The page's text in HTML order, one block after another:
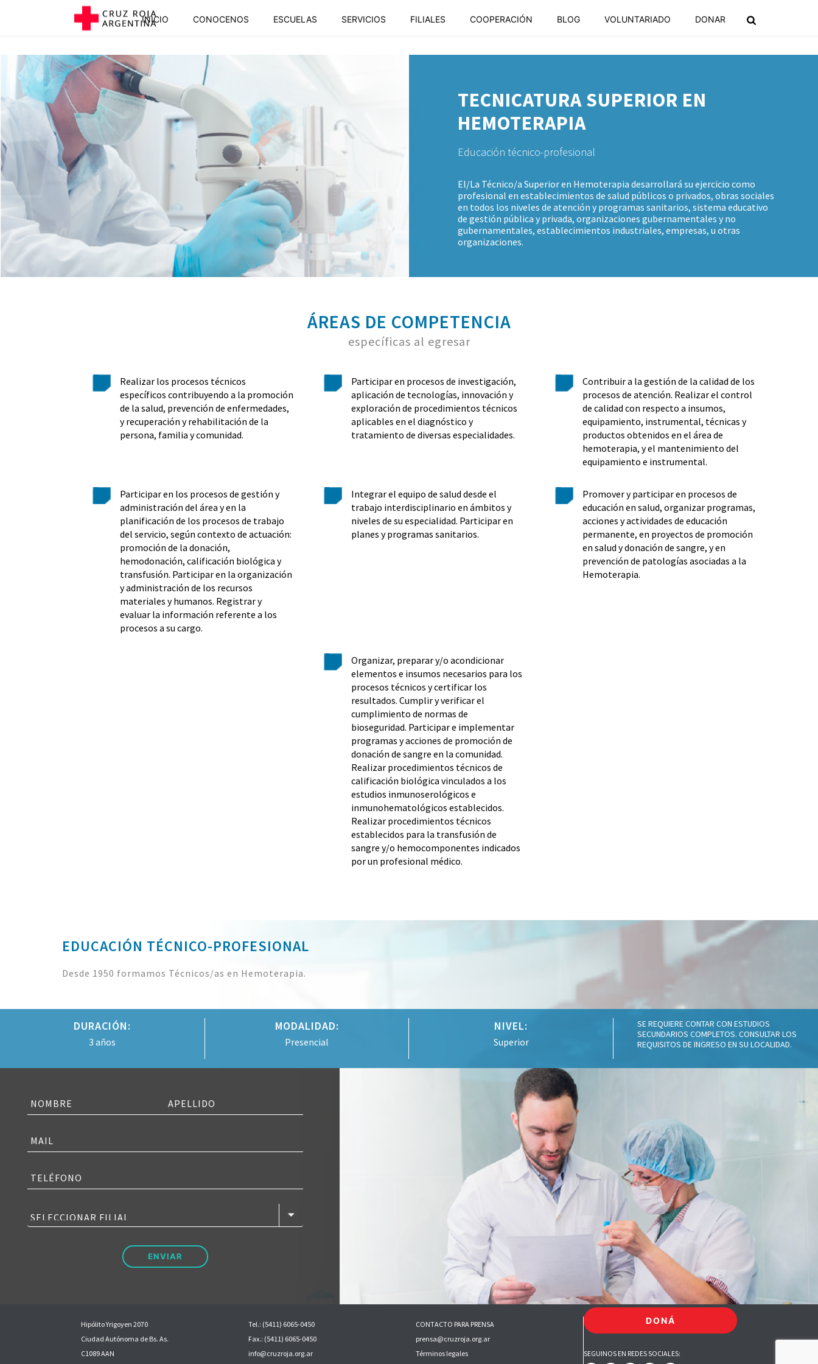
INICIO CONOCENOS ESCUELAS SERVICIOS FILIALES COOPERACIÓN BLOG VOLUNTARIADO DONAR
TECNICATURA SUPERIOR EN
HEMOTERAPIA
Educación técnico-profesional
El/La Técnico/a Superior en Hemoterapia desarrollará su ejercicio como
profesional en establecimientos de salud públicos o privados, obras sociales
en todos los niveles de atención y programas sanitarios, sistema educativo
de gestión pública y privada, organizaciones gubernamentales y no
gubernamentales, establecimientos industriales, empresas, u otras
organizaciones.
ÁREAS DE COMPETENCIA
específicas al egresar
Realizar los procesos técnicos
específicos contribuyendo a la promoción
de la salud, prevención de enfermedades,
y recuperación y rehabilitación de la
persona, familia y comunidad.
Participar en procesos de investigación,
aplicación de tecnologías, innovación y
exploración de procedimientos técnicos
aplicables en el diagnóstico y
tratamiento de diversas especialidades.
Contribuir a la gestión de la calidad de los
procesos de atención. Realizar el control
de calidad con respecto a insumos,
equipamiento, instrumental, técnicas y
productos obtenidos en el área de
hemoterapia, y el mantenimiento del
equipamiento e instrumental.
Participar en los procesos de gestión y
administración del área y en la
planificación de los procesos de trabajo
del servicio, según contexto de actuación:
promoción de la donación,
hemodonación, calificación biológica y
transfusión. Participar en la organización
y administración de los recursos
materiales y humanos. Registrar y
evaluar la información referente a los
procesos a su cargo.
Integrar el equipo de salud desde el
trabajo interdisciplinario en ámbitos y
niveles de su especialidad. Participar en
planes y programas sanitarios.
Promover y participar en procesos de
educación en salud, organizar programas,
acciones y actividades de educación
permanente, en proyectos de promoción
en salud y donación de sangre, y en
prevención de patologías asociadas a la
Hemoterapia.
Organizar, preparar y/o acondicionar
elementos e insumos necesarios para los
procesos técnicos y certificar los
resultados. Cumplir y verificar el
cumplimiento de normas de
bioseguridad. Participar e implementar
programas y acciones de promoción de
donación de sangre en la comunidad.
Realizar procedimientos técnicos de
calificación biológica vinculados a los
estudios inmunoserológicos e
inmunohematológicos establecidos.
Realizar procedimientos técnicos
establecidos para la transfusión de
sangre y/o hemocomponentes indicados
por un profesional médico.
EDUCACIÓN TÉCNICO-PROFESIONAL
Desde 1950 formamos Técnicos/as en Hemoterapia.
DURACIÓN:
3 años
MODALIDAD:
Presencial
NIVEL:
Superior
SE REQUIERE CONTAR CON ESTUDIOS
SECUNDARIOS COMPLETOS. CONSULTAR LOS
REQUISITOS DE INGRESO EN SU LOCALIDAD.
Hipólito Yrigoyen 2070
Ciudad Autónoma de Bs. As.
C1089 AAN
Tel.: (5411) 6065-0450
Fax.: (5411) 6065-0450
info@cruzroja.org.ar
CONTACTO PARA PRENSA
prensa@cruzroja.org.ar
Términos legales
DONÁ
SEGUINOS EN REDES SOCIALES: